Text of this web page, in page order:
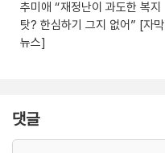
추미애 “재정난이 과도한 복지
탓? 한심하기 그지 없어” [자막
뉴스]
댓글